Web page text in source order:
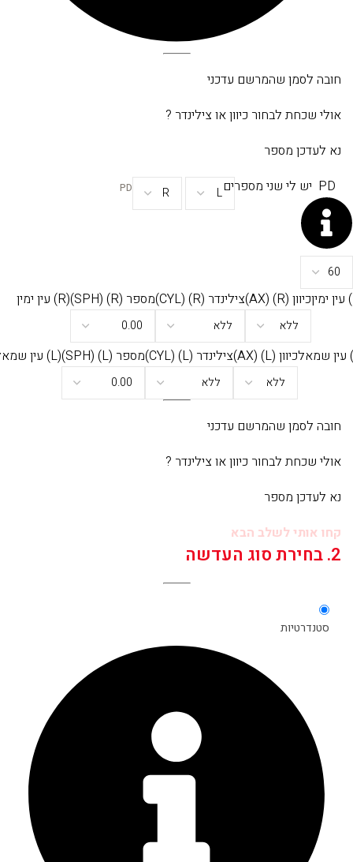
חובה לסמן שהמרשם עדכני
אולי שכחת לבחור כיוון או צילינדר ?
נא לעדכן מספר
PD יש לי שני מספרים PD
כיוון (R)
(AX) צילינדר (R)
(CYL) מספר (R)
(SPH) (R) עין ימין
כיוון (L)
(AX) צילינדר (L)
(CYL) מספר (L)
(SPH) (L) עין שמאל
חובה לסמן שהמרשם עדכני
אולי שכחת לבחור כיוון או צילינדר ?
נא לעדכן מספר
קחו אותי לשלב הבא
2. בחירת סוג העדשה
סטנדרטיות